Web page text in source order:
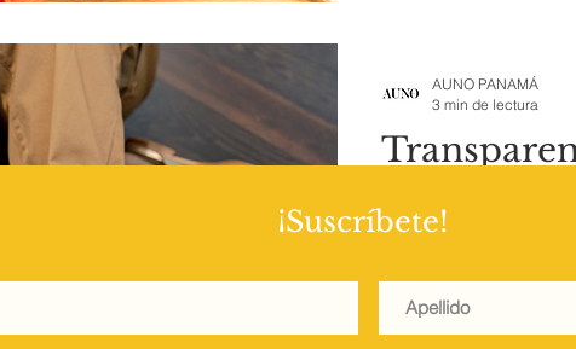
impacto
El cambio de
abrió puertas a
AUNO PANAMÁ
3 min de lectura
¡Suscríbete!